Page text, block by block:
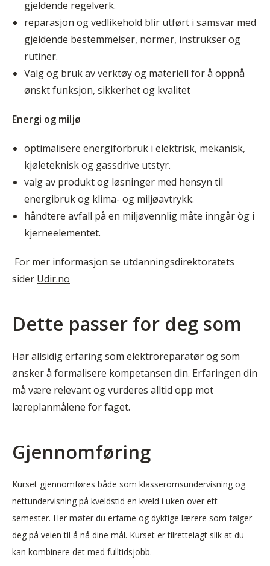
gjeldende regelverk.
reparasjon og vedlikehold blir utført i samsvar med
gjeldende bestemmelser, normer, instrukser og
rutiner.
Valg og bruk av verktøy og materiell for å oppnå
ønskt funksjon, sikkerhet og kvalitet
Energi og miljø
optimalisere energiforbruk i elektrisk, mekanisk,
kjøleteknisk og gassdrive utstyr.
valg av produkt og løsninger med hensyn til
energibruk og klima- og miljøavtrykk.
håndtere avfall på en miljøvennlig måte inngår òg i
kjerneelementet.
For mer informasjon se utdanningsdirektoratets
sider Udir.no
Dette passer for deg som
Har allsidig erfaring som elektroreparatør og som
ønsker å formalisere kompetansen din. Erfaringen din
må være relevant og vurderes alltid opp mot
læreplanmålene for faget.
Gjennomføring
Kurset gjennomføres både som klasseromsundervisning og
nettundervisning på kveldstid en kveld i uken over ett
semester. Her møter du erfarne og dyktige lærere som følger
deg på veien til å nå dine mål. Kurset er tilrettelagt slik at du
kan kombinere det med fulltidsjobb.